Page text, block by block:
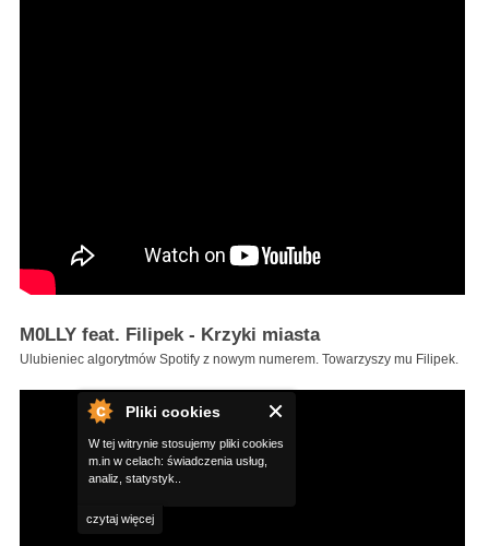
Pliki cookies
W tej witrynie stosujemy pliki cookies
m.in w celach: świadczenia usług,
analiz, statystyk..
czytaj więcej
M0LLY feat. Filipek - Krzyki miasta
Ulubieniec algorytmów Spotify z nowym numerem. Towarzyszy mu Filipek.